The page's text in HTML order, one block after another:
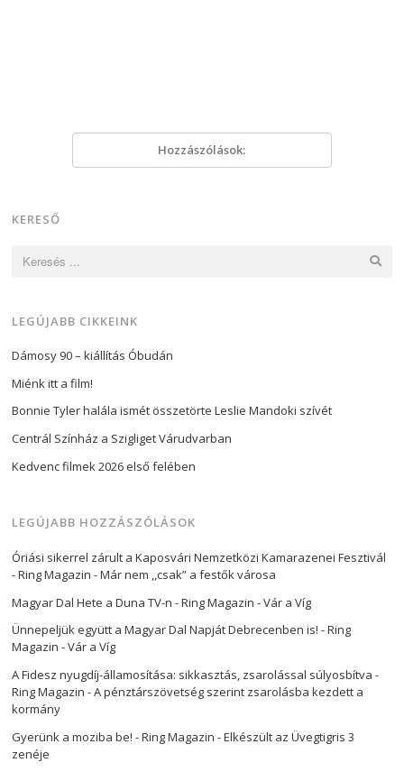
Hozzászólások:
KERESŐ
LEGÚJABB CIKKEINK
Dámosy 90 – kiállítás Óbudán
Miénk itt a film!
Bonnie Tyler halála ismét összetörte Leslie Mandoki szívét
Centrál Színház a Szigliget Várudvarban
Kedvenc filmek 2026 első felében
LEGÚJABB HOZZÁSZÓLÁSOK
Óriási sikerrel zárult a Kaposvári Nemzetközi Kamarazenei Fesztivál
- Ring Magazin -Már nem ,,csak” a festők városa
Magyar Dal Hete a Duna TV-n - Ring Magazin -Vár a Víg
Ünnepeljük együtt a Magyar Dal Napját Debrecenben is! - Ring
Magazin -Vár a Víg
A Fidesz nyugdíj-államosítása: sikkasztás, zsarolással súlyosbítva -
Ring Magazin -A pénztárszövetség szerint zsarolásba kezdett a
kormány
Gyerünk a moziba be! - Ring Magazin -Elkészült az Üvegtigris 3
zenéje